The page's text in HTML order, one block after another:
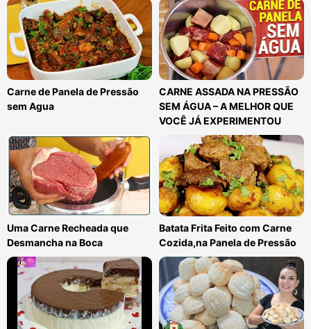
Carne de Panela de Pressão
sem Agua
CARNE ASSADA NA PRESSÃO
SEM ÁGUA – A MELHOR QUE
VOCÊ JÁ EXPERIMENTOU
Uma Carne Recheada que
Desmancha na Boca
Batata Frita Feito com Carne
Cozida,na Panela de Pressão